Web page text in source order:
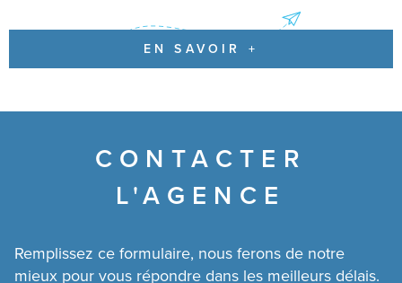
EN SAVOIR +
CONTACTER
L'AGENCE
Remplissez ce formulaire, nous ferons de notre
mieux pour vous répondre dans les meilleurs délais.